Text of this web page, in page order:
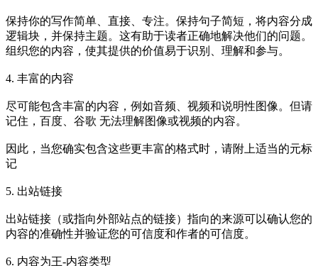
保持你的写作简单、直接、专注。保持句子简短，将内容分成
逻辑块，并保持主题。这有助于读者正确地解决他们的问题。
组织您的内容，使其提供的价值易于识别、理解和参与。
4. 丰富的内容
尽可能包含丰富的内容，例如音频、视频和说明性图像。但请
记住， 百度、谷歌 无法理解图像或视频的内容。
因此，当您确实包含这些更丰富的格式时，请附上适当的元标
记
5. 出站链接
出站链接（或指向外部站点的链接）指向的来源可以确认您的
内容的准确性并验证您的可信度和作者的可信度。
6. 内容为王-内容类型